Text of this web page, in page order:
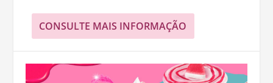
CONSULTE MAIS INFORMAÇÃO